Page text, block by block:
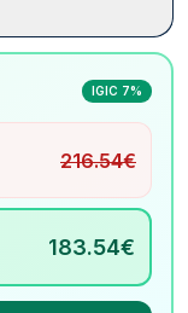
IGIC 7%
216.54€
183.54€